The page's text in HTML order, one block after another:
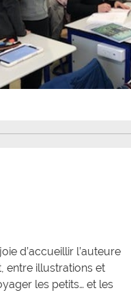
d’accueillir l’auteure
entre illustrations et
les petits… et les